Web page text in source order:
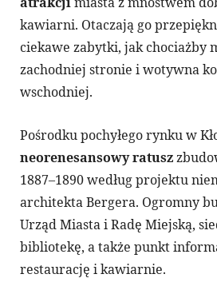
kawiarni. Otaczają go
ciekawe zabytki, jak chociażby
zachodniej stronie i wotywna
wschodniej.
Pośrodku pochyłego rynku w
neorenesansowy ratusz
1887–1890 według projektu
architekta Bergera. Ogromny
Urząd Miasta i Radę Miejską,
bibliotekę, a także punkt
restaurację i kawiarnie.